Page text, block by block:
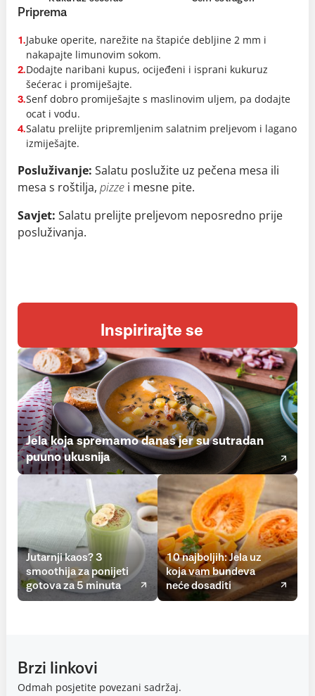
Priprema
1.Jabuke operite, narežite na štapiće debljine 2 mm i
nakapajte limunovim sokom.
2.Dodajte naribani kupus, ocijeđeni i isprani kukuruz
šećerac i promiješajte.
3.Senf dobro promiješajte s maslinovim uljem, pa dodajte
ocat i vodu.
4.Salatu prelijte pripremljenim salatnim preljevom i lagano
izmiješajte.
Posluživanje: Salatu poslužite uz pečena mesa ili
mesa s roštilja, pizze i mesne pite.
Savjet: Salatu prelijte preljevom neposredno prije
posluživanja.
Inspirirajte se
Jela koja spremamo danas jer su sutradan
puuno ukusnija
Jutarnji kaos? 3
smoothija za ponijeti
gotova za 5 minuta
10 najboljih: Jela uz
koja vam bundeva
neće dosaditi
Brzi linkovi
Odmah posjetite povezani sadržaj.